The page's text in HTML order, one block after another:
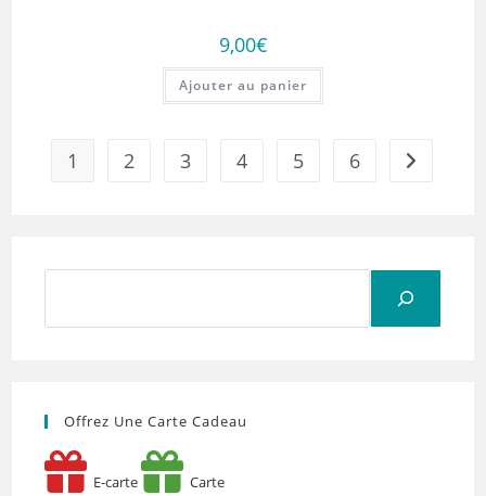
9,00€
Ajouter au panier
1 2 3 4 5 6
Offrez Une Carte Cadeau
E-carte Carte